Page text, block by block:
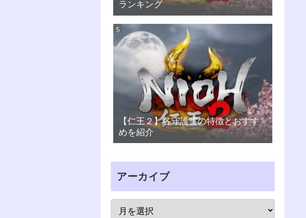
ランキング
【仁王２】各守護霊の特徴とおすす
めを紹介
アーカイブ